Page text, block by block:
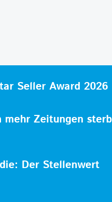
Seller Award 2026
mehr Zeitungen
Der Stellenwert